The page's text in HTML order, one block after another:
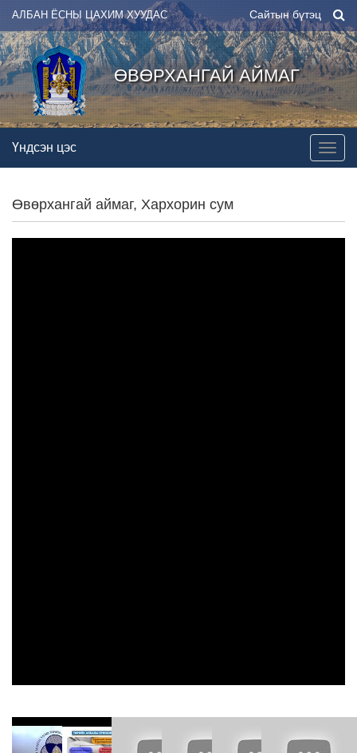
АЛБАН ЁСНЫ ЦАХИМ ХУУДАС Сайтын бүтэц
ӨВӨРХАНГАЙ АЙМАГ
Үндсэн цэс
Өвөрхангай аймаг, Хархорин сум